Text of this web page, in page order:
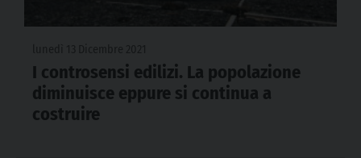
I controsensi edilizi. La popolazione
diminuisce eppure si continua a
costruire